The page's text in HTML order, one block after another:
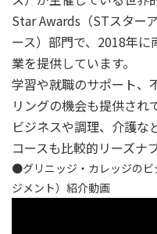
Star Awards（STスター
ース）部門で、2018年
業を提供しています。
学習や就職のサポート、
リングの機会も提供され
ビジネスや調理、介護な
コースも比較的リーズナ
●グリニッジ・カレッジのビ
ジメント）紹介動画